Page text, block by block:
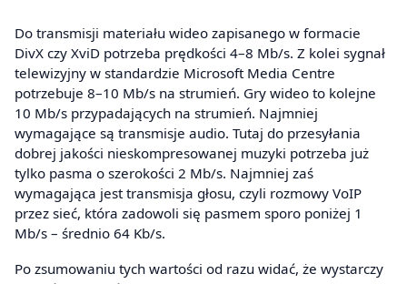
Do transmisji materiału wideo zapisanego w formacie
DivX czy XviD potrzeba prędkości 4–8 Mb/s. Z kolei sygnał
telewizyjny w standardzie Microsoft Media Centre
potrzebuje 8–10 Mb/s na strumień. Gry wideo to kolejne
10 Mb/s przypadających na strumień. Najmniej
wymagające są transmisje audio. Tutaj do przesyłania
dobrej jakości nieskompresowanej muzyki potrzeba już
tylko pasma o szerokości 2 Mb/s. Najmniej zaś
wymagająca jest transmisja głosu, czyli rozmowy VoIP
przez sieć, która zadowoli się pasmem sporo poniżej 1
Mb/s – średnio 64 Kb/s.
Po zsumowaniu tych wartości od razu widać, że wystarczy